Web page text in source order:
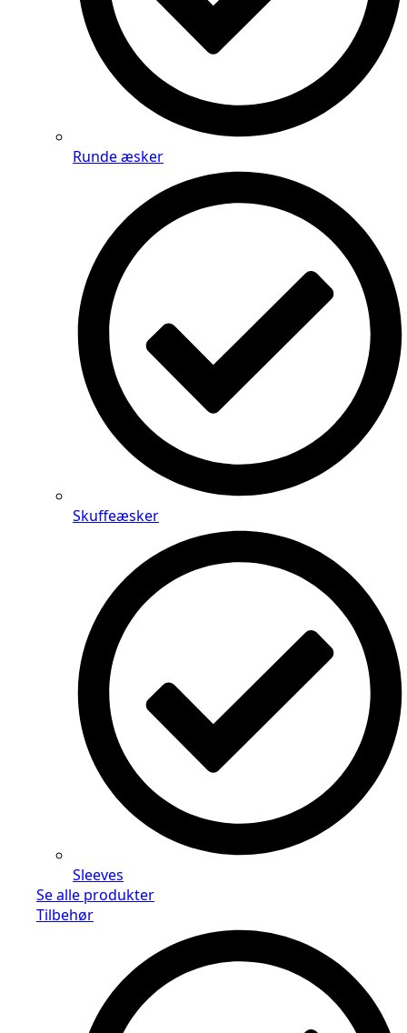
Runde æsker
Skuffeæsker
Sleeves
Se alle produkter
Tilbehør